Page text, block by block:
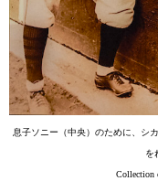
息子ソニー（中央）のために、シ
を
Collection